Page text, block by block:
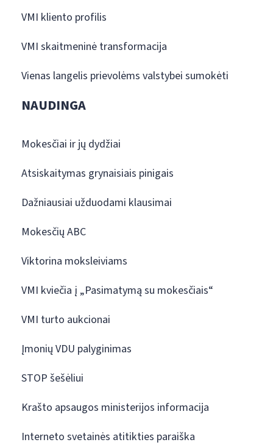
VMI kliento profilis
VMI skaitmeninė transformacija
Vienas langelis prievolėms valstybei sumokėti
NAUDINGA
Mokesčiai ir jų dydžiai
Atsiskaitymas grynaisiais pinigais
Dažniausiai užduodami klausimai
Mokesčių ABC
Viktorina moksleiviams
VMI kviečia į „Pasimatymą su mokesčiais“
VMI turto aukcionai
Įmonių VDU palyginimas
STOP šešėliui
Krašto apsaugos ministerijos informacija
Interneto svetainės atitikties paraiška